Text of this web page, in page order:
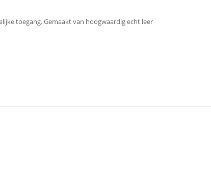
toegang. Gemaakt van hoogwaardig echt leer